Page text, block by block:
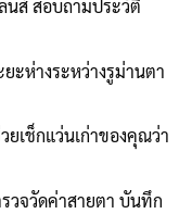
ส์ สอบถามประวัติ
ะห่างระหว่างรูม่านตา
เช็กแว่นเก่าของคุณว่า
จวัดค่าสายตา บันทึก